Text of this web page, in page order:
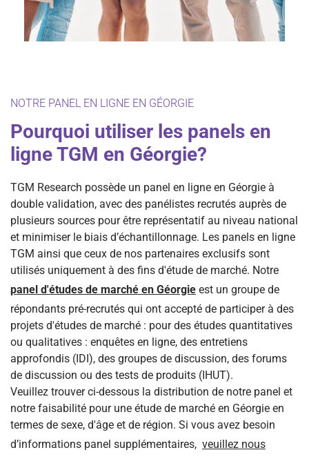
NOTRE PANEL EN LIGNE EN GÉORGIE
Pourquoi utiliser les panels en
ligne TGM en Géorgie?
TGM Research possède un panel en ligne en Géorgie à
double validation, avec des panélistes recrutés auprès de
plusieurs sources pour être représentatif au niveau national
et minimiser le biais d’échantillonnage. Les panels en ligne
TGM ainsi que ceux de nos partenaires exclusifs sont
utilisés uniquement à des fins d'étude de marché. Notre
panel d'études de marché en Géorgie est un groupe de
répondants pré-recrutés qui ont accepté de participer à des
projets d'études de marché : pour des études quantitatives
ou qualitatives : enquêtes en ligne, des entretiens
approfondis (IDI), des groupes de discussion, des forums
de discussion ou des tests de produits (IHUT).
Veuillez trouver ci-dessous la distribution de notre panel et
notre faisabilité pour une étude de marché en Géorgie en
termes de sexe, d'âge et de région. Si vous avez besoin
d’informations panel supplémentaires, veuillez nous